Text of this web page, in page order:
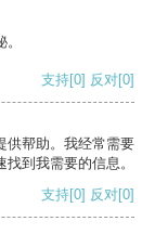
支持[0] 反对[0]
供帮助。我经常需要
到我需要的信息。
支持[0] 反对[0]